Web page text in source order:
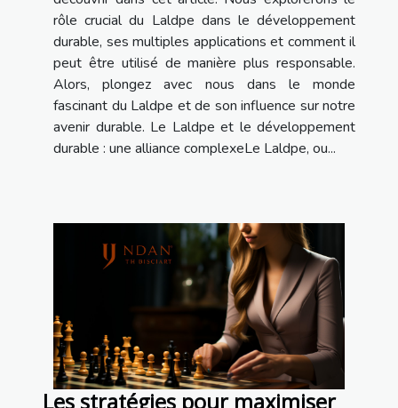
rôle crucial du Laldpe dans le développement
durable, ses multiples applications et comment il
peut être utilisé de manière plus responsable.
Alors, plongez avec nous dans le monde
fascinant du Laldpe et de son influence sur notre
avenir durable. Le Laldpe et le développement
durable : une alliance complexeLe Laldpe, ou...
Les stratégies pour maximiser